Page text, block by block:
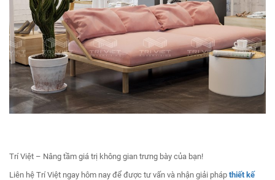
Trí Việt – Nâng tầm giá trị không gian trưng bày của bạn!
Liên hệ Trí Việt ngay hôm nay để được tư vấn và nhận giải pháp thiết kế